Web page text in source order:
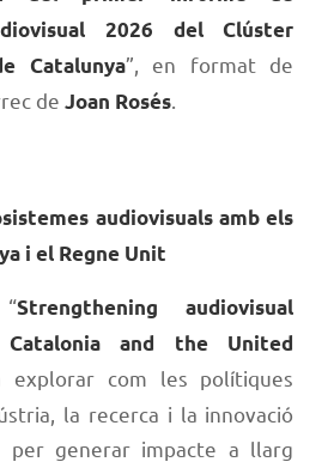
2026 del Clúster
Catalunya”, en format de
de Joan Rosés.
audiovisuals amb els
i el Regne Unit
Strengthening audiovisual
Catalonia and the United
explorar com les polítiques
la recerca i la innovació
per generar impacte a llarg